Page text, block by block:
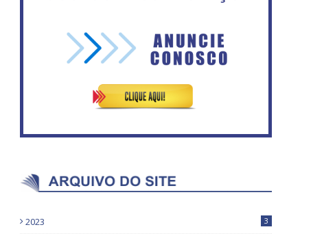
IFB abre inscrições para mais
de 2,3 mil vagas
disse Bolsonaro sobre
Previdência
2023 3